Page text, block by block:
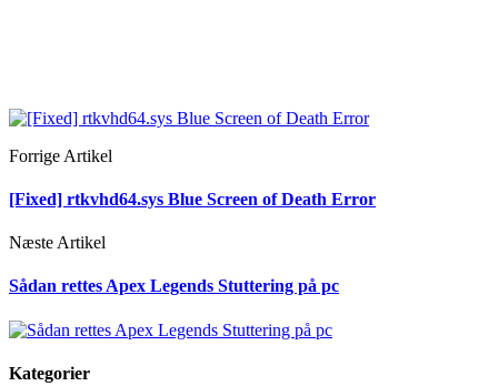
Forrige Artikel
[Fixed] rtkvhd64.sys Blue Screen of Death Error
Næste Artikel
Sådan rettes Apex Legends Stuttering på pc
Kategorier